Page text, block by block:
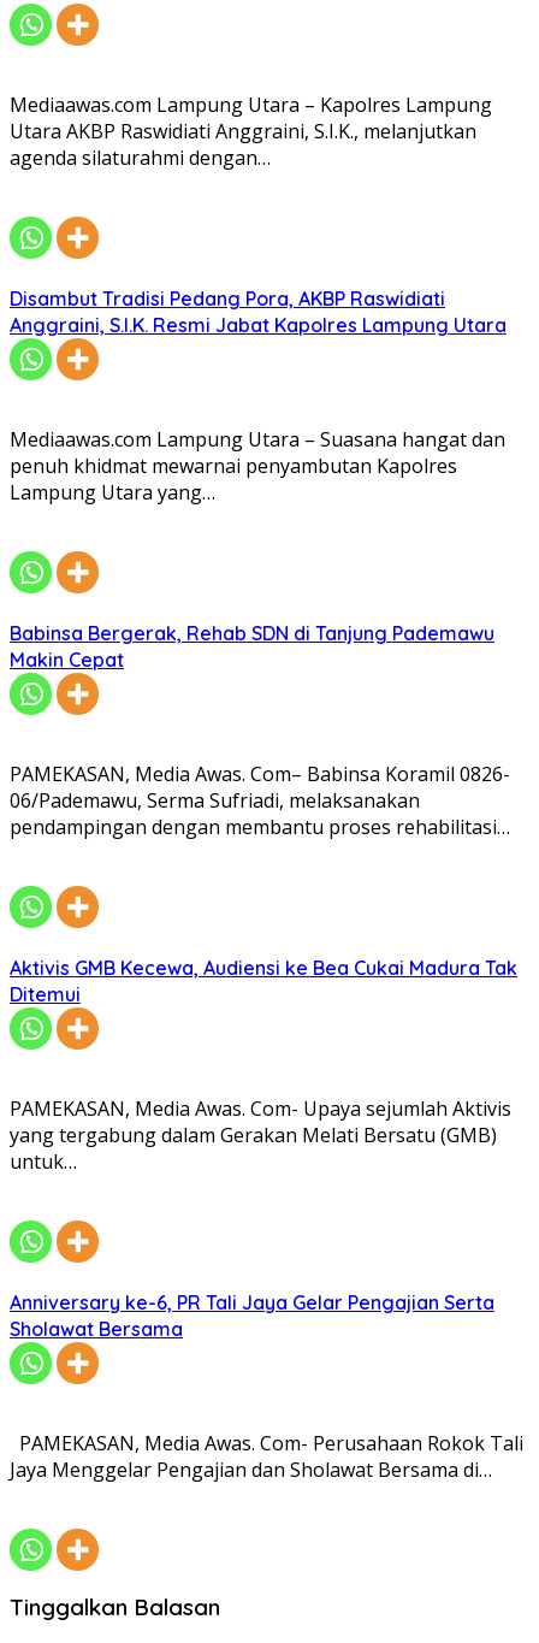
Mediaawas.com Lampung Utara – Kapolres Lampung
Utara AKBP Raswidiati Anggraini, S.I.K., melanjutkan
agenda silaturahmi dengan…
Disambut Tradisi Pedang Pora, AKBP Raswidiati
Anggraini, S.I.K. Resmi Jabat Kapolres Lampung Utara
Mediaawas.com Lampung Utara – Suasana hangat dan
penuh khidmat mewarnai penyambutan Kapolres
Lampung Utara yang…
Babinsa Bergerak, Rehab SDN di Tanjung Pademawu
Makin Cepat
PAMEKASAN, Media Awas. Com– Babinsa Koramil 0826-
06/Pademawu, Serma Sufriadi, melaksanakan
pendampingan dengan membantu proses rehabilitasi…
Aktivis GMB Kecewa, Audiensi ke Bea Cukai Madura Tak
Ditemui
PAMEKASAN, Media Awas. Com- Upaya sejumlah Aktivis
yang tergabung dalam Gerakan Melati Bersatu (GMB)
untuk…
Anniversary ke-6, PR Tali Jaya Gelar Pengajian Serta
Sholawat Bersama
PAMEKASAN, Media Awas. Com- Perusahaan Rokok Tali
Jaya Menggelar Pengajian dan Sholawat Bersama di…
Tinggalkan Balasan